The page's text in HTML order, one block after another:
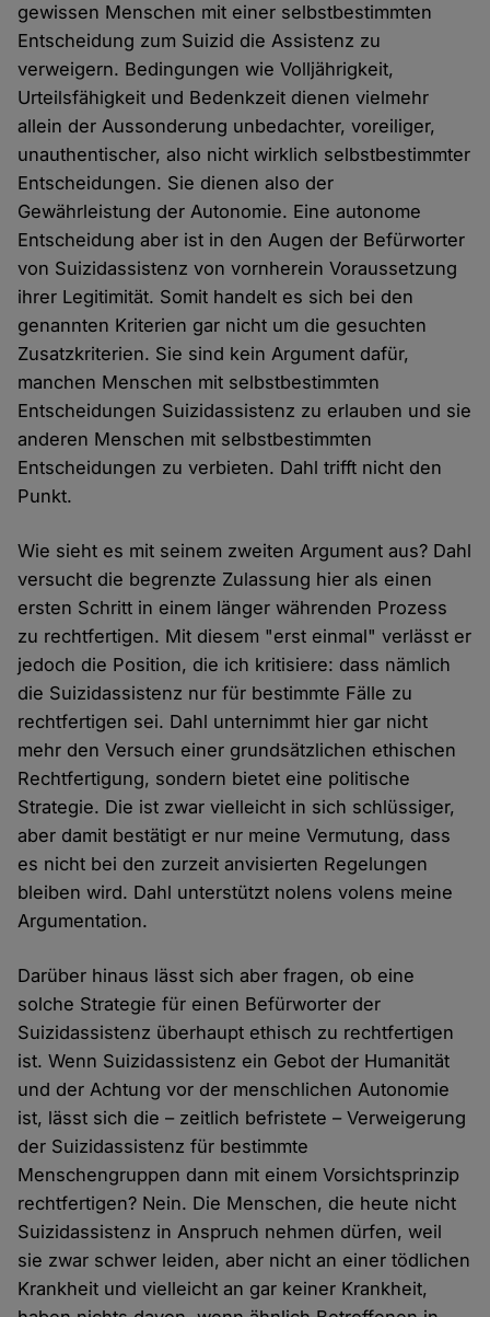
gewissen Menschen mit einer selbstbestimmten
Entscheidung zum Suizid die Assistenz zu
verweigern. Bedingungen wie Volljährigkeit,
Urteilsfähigkeit und Bedenkzeit dienen vielmehr
allein der Aussonderung unbedachter, voreiliger,
unauthentischer, also nicht wirklich selbstbestimmter
Entscheidungen. Sie dienen also der
Gewährleistung der Autonomie. Eine autonome
Entscheidung aber ist in den Augen der Befürworter
von Suizidassistenz von vornherein Voraussetzung
ihrer Legitimität. Somit handelt es sich bei den
genannten Kriterien gar nicht um die gesuchten
Zusatzkriterien. Sie sind kein Argument dafür,
manchen Menschen mit selbstbestimmten
Entscheidungen Suizidassistenz zu erlauben und sie
anderen Menschen mit selbstbestimmten
Entscheidungen zu verbieten. Dahl trifft nicht den
Punkt.
Wie sieht es mit seinem zweiten Argument aus? Dahl
versucht die begrenzte Zulassung hier als einen
ersten Schritt in einem länger währenden Prozess
zu rechtfertigen. Mit diesem "erst einmal" verlässt er
jedoch die Position, die ich kritisiere: dass nämlich
die Suizidassistenz nur für bestimmte Fälle zu
rechtfertigen sei. Dahl unternimmt hier gar nicht
mehr den Versuch einer grundsätzlichen ethischen
Rechtfertigung, sondern bietet eine politische
Strategie. Die ist zwar vielleicht in sich schlüssiger,
aber damit bestätigt er nur meine Vermutung, dass
es nicht bei den zurzeit anvisierten Regelungen
bleiben wird. Dahl unterstützt nolens volens meine
Argumentation.
Darüber hinaus lässt sich aber fragen, ob eine
solche Strategie für einen Befürworter der
Suizidassistenz überhaupt ethisch zu rechtfertigen
ist. Wenn Suizidassistenz ein Gebot der Humanität
und der Achtung vor der menschlichen Autonomie
ist, lässt sich die – zeitlich befristete – Verweigerung
der Suizidassistenz für bestimmte
Menschengruppen dann mit einem Vorsichtsprinzip
rechtfertigen? Nein. Die Menschen, die heute nicht
Suizidassistenz in Anspruch nehmen dürfen, weil
sie zwar schwer leiden, aber nicht an einer tödlichen
Krankheit und vielleicht an gar keiner Krankheit,